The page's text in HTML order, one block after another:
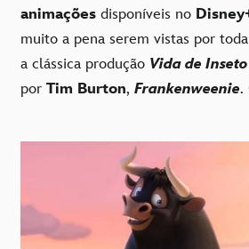
animações disponíveis no
muito a pena serem vistas por
a clássica produção Vida de Inseto
por Tim Burton, Frankenweenie.